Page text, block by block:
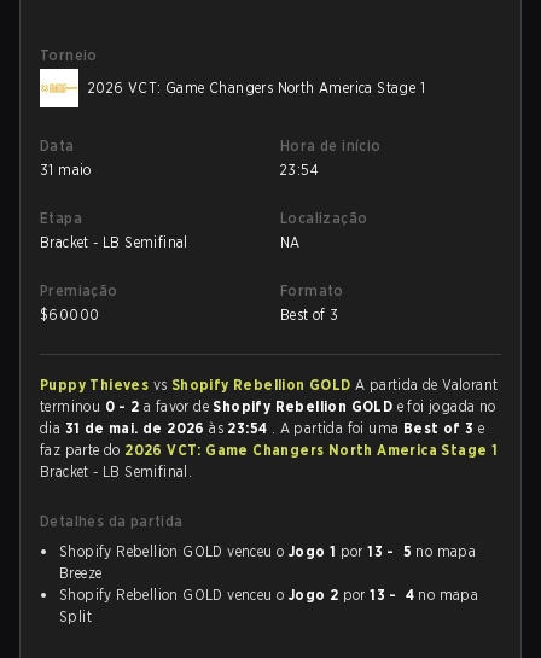
Torneio
2026 VCT: Game Changers North America Stage 1
Data
31 maio
Hora de início
23:54
Etapa
Bracket - LB Semifinal
Localização
NA
Premiação
$60000
Formato
Best of 3
Puppy Thieves vs Shopify Rebellion GOLDA partida de Valorant
terminou 0 - 2 a favor deShopify Rebellion GOLD e foi jogada no
dia 31 de mai. de 2026às 23:54 . A partida foi uma Best of 3 e
faz parte do 2026 VCT: Game Changers North America Stage 1
Bracket - LB Semifinal.
Detalhes da partida
Shopify Rebellion GOLD venceu o Jogo 1 por13 - 5 no mapa
Breeze
Shopify Rebellion GOLD venceu o Jogo 2 por13 - 4 no mapa
Split